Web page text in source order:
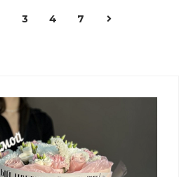
700 ₽
- +
3 4 7